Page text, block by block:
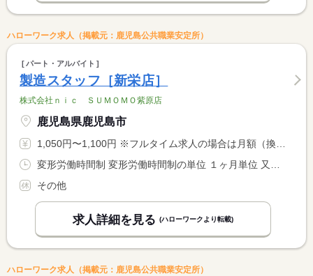
ハローワーク求人（掲載元：鹿児島公共職業安定所）
パート・アルバイト
製造スタッフ［新栄店］
株式会社ｎｉｃ ＳＵＭＯＭＯ紫原店
鹿児島県鹿児島市
1,050円〜1,100円 ※フルタイム求人の場合は月額（換算額）、パート求人の場合は時間額を表示しています。
変形労働時間制 変形労働時間制の単位 １ヶ月単位 又は 5時00分〜14時00分の時間の間の4時間以上 就業時間に関する特記事項 ＊休憩時間は法定通り付与 <BR> ※就業時間については相談可
その他
求人詳細を見る (ハローワークより転載)
ハローワーク求人（掲載元：鹿児島公共職業安定所）